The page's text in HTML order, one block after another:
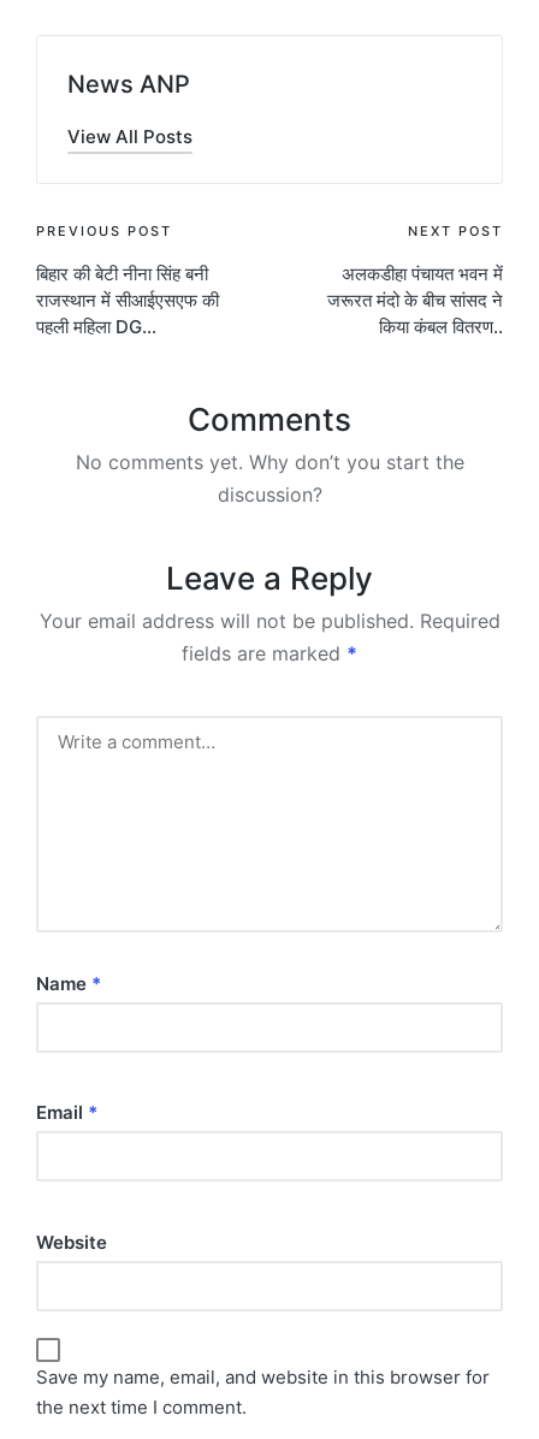
News ANP
View All Posts
Post
navigation
PREVIOUS POST
बिहार की बेटी नीना सिंह बनी
राजस्थान में सीआईएसएफ की
पहली महिला DG…
NEXT POST
अलकडीहा पंचायत भवन में
जरूरत मंदो के बीच सांसद ने
किया कंबल वितरण..
Comments
No comments yet. Why don’t you start the
discussion?
Leave a Reply
Your email address will not be published. Required
fields are marked *
Name *
Email *
Website
Save my name, email, and website in this browser for
the next time I comment.